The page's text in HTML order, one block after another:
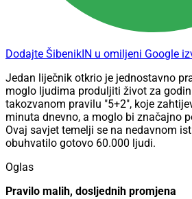
Dodajte ŠibenikIN u omiljeni Google
Jedan liječnik otkrio je jednostavno
moglo ljudima produljiti život za
takozvanom pravilu "5+2", koje
minuta dnevno, a moglo bi značajno
Ovaj savjet temelji se na nedavnom
obuhvatilo gotovo 60.000 ljudi.
Oglas
Pravilo malih, dosljednih promjena